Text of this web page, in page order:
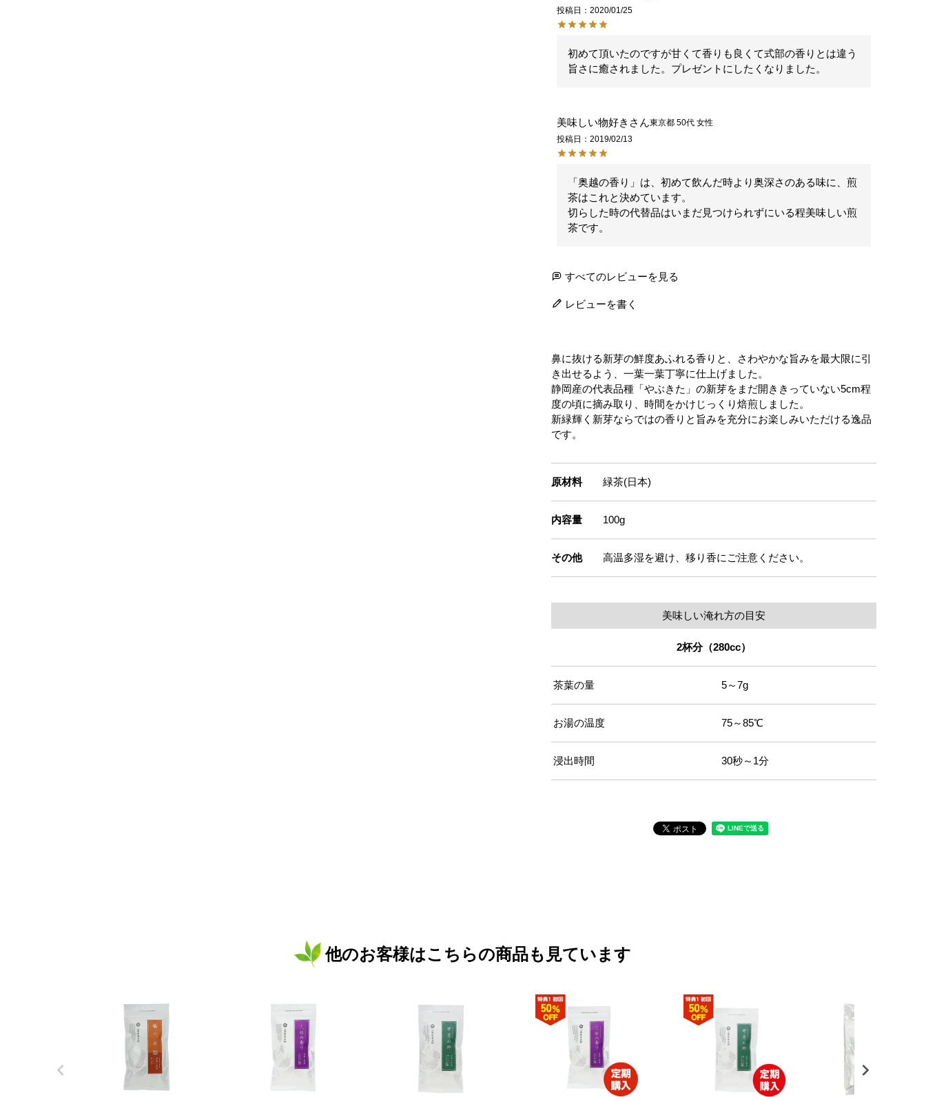
投稿日
2020/01/25
初めて頂いたのですが甘くて香りも良くて式部の香りとは違う
旨さに癒されました。プレゼントにしたくなりました。
美味しい物好き 東京都 50代 女性
投稿日
2019/02/13
「奥越の香り」は、初めて飲んだ時より奥深さのある味に、煎
茶はこれと決めています。
切らした時の代替品はいまだ見つけられずにいる程美味しい煎
茶です。
すべてのレビューを見る
レビューを書く
鼻に抜ける新芽の鮮度あふれる香りと、さわやかな旨みを最大限に引
き出せるよう、一葉一葉丁寧に仕上げました。
静岡産の代表品種「やぶきた」の新芽をまだ開ききっていない5cm程
度の頃に摘み取り、時間をかけじっくり焙煎しました。
新緑輝く新芽ならではの香りと旨みを充分にお楽しみいただける逸品
です。
原材料 緑茶(日本)
内容量 100g
その他 高温多湿を避け、移り香にご注意ください。
美味しい淹れ方の目安
2杯分（280cc）
茶葉の量 5～7g
お湯の温度 75～85℃
浸出時間 30秒～1分
他のお客様はこちらの商品も見ています